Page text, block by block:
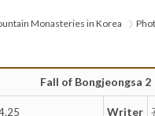
Monasteries in Korea
Fall of Bongjeongsa 2
Writer